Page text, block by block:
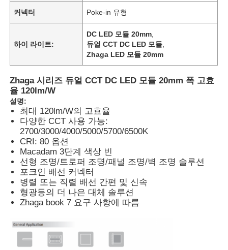
커넥터 Poke-in 유형
하이 라이트:
DC LED 모듈 20mm
듀얼 CCT DC LED 모듈
Zhaga LED 모듈 20mm
Zhaga 시리즈 듀얼 CCT DC LED 모듈 20mm 폭 고효
율 120lm/W
설명:
최대 120lm/W의 고효율
다양한 CCT 사용 가능:
2700/3000/4000/5000/5700/6500K
CRI: 80 옵션
Macadam 3단계 색상 빈
선형 조명/트로퍼 조명/패널 조명/벽 조명 솔루션
포크인 배선 커넥터
병렬 또는 직렬 배선 간편 및 신속
형광등의 더 나은 대체 솔루션
Zhaga book 7 요구 사항에 따름